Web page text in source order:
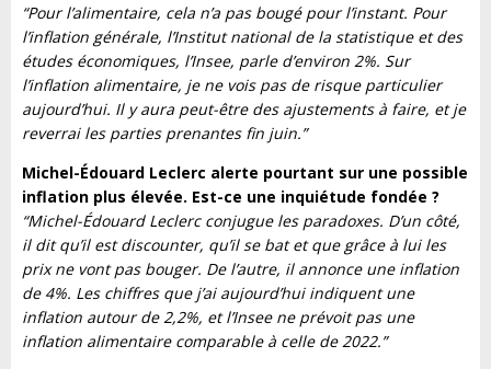
“Pour l’alimentaire, cela n’a pas bougé pour l’instant. Pour
l’inflation générale, l’Institut national de la statistique et des
études économiques, l’Insee, parle d’environ 2%. Sur
l’inflation alimentaire, je ne vois pas de risque particulier
aujourd’hui. Il y aura peut-être des ajustements à faire, et je
reverrai les parties prenantes fin juin.”
Michel-Édouard Leclerc alerte pourtant sur une possible
inflation plus élevée. Est-ce une inquiétude fondée ?
“Michel-Édouard Leclerc conjugue les paradoxes. D’un côté,
il dit qu’il est discounter, qu’il se bat et que grâce à lui les
prix ne vont pas bouger. De l’autre, il annonce une inflation
de 4%. Les chiffres que j’ai aujourd’hui indiquent une
inflation autour de 2,2%, et l’Insee ne prévoit pas une
inflation alimentaire comparable à celle de 2022.”